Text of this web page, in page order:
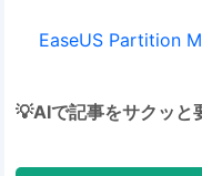
EaseUS Partition
💡AIで記事をサクッと